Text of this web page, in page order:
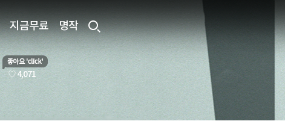
지금무료 명작
좋
아
♡ 4,071